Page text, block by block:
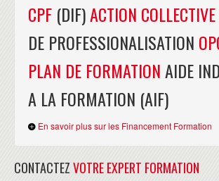
CPF (DIF)ACTION COLLECTIVE
DE PROFESSIONALISATION
PLAN DE FORMATIONAIDE
A LA FORMATION (AIF)
En savoir plus sur les Financement Formation
CONTACTEZVOTRE EXPERT FORMATION